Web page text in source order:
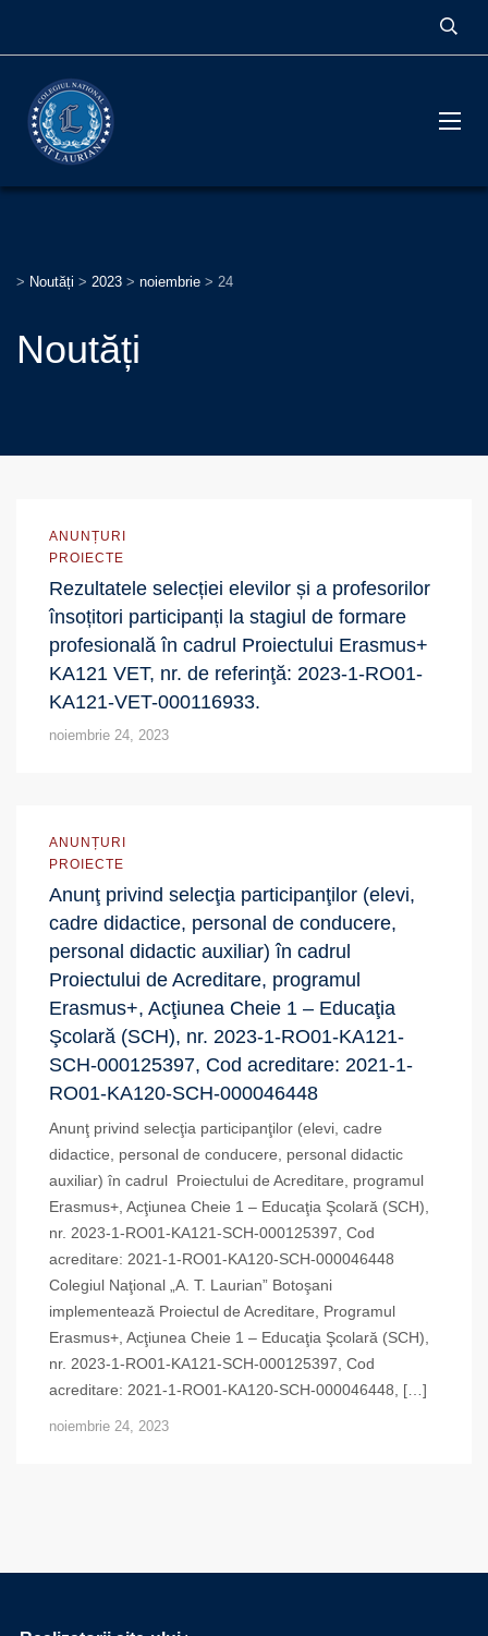
> Noutăți > 2023 > noiembrie > 24
Noutăți
ANUNȚURI
PROIECTE
Rezultatele selecției elevilor și a profesorilor
însoțitori participanți la stagiul de formare
profesională în cadrul Proiectului Erasmus+
KA121 VET, nr. de referinţă: 2023-1-RO01-
KA121-VET-000116933.
noiembrie 24, 2023
ANUNȚURI
PROIECTE
Anunţ privind selecţia participanţilor (elevi,
cadre didactice, personal de conducere,
personal didactic auxiliar) în cadrul
Proiectului de Acreditare, programul
Erasmus+, Acţiunea Cheie 1 – Educaţia
Şcolară (SCH), nr. 2023-1-RO01-KA121-
SCH-000125397, Cod acreditare: 2021-1-
RO01-KA120-SCH-000046448
Anunţ privind selecţia participanţilor (elevi, cadre
didactice, personal de conducere, personal didactic
auxiliar) în cadrul Proiectului de Acreditare, programul
Erasmus+, Acţiunea Cheie 1 – Educaţia Şcolară (SCH),
nr. 2023-1-RO01-KA121-SCH-000125397, Cod
acreditare: 2021-1-RO01-KA120-SCH-000046448
Colegiul Naţional „A. T. Laurian” Botoşani
implementează Proiectul de Acreditare, Programul
Erasmus+, Acţiunea Cheie 1 – Educaţia Şcolară (SCH),
nr. 2023-1-RO01-KA121-SCH-000125397, Cod
acreditare: 2021-1-RO01-KA120-SCH-000046448, […]
noiembrie 24, 2023